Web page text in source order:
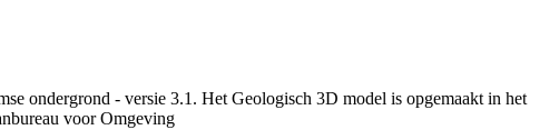
ondergrond - versie 3.1. Het Geologisch 3D model is opgemaakt in het
voor Omgeving